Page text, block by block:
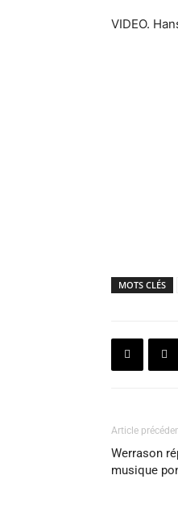
VIDEO.
MOTS CLÉS
Article
Werrason
musique